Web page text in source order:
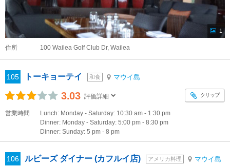
1
住所 100 Wailea Golf Club Dr, Wailea
105 トーキョーテイ 和食 マウイ島
3.03 評価詳細 クリップ
営業時間
Lunch: Monday - Saturday: 10:30 am - 1:30 pm
Dinner: Monday - Saturday: 5:00 pm - 8:30 pm
Dinner: Sunday: 5 pm - 8 pm
106 ルビーズ ダイナー (カフルイ店) アメリカ料理 マウイ島